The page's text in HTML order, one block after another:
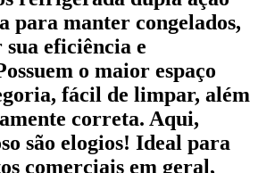
para manter congelados,
eficiência e
o maior espaço
fácil de limpar, além
correta. Aqui,
são elogios! Ideal para
comerciais em geral,